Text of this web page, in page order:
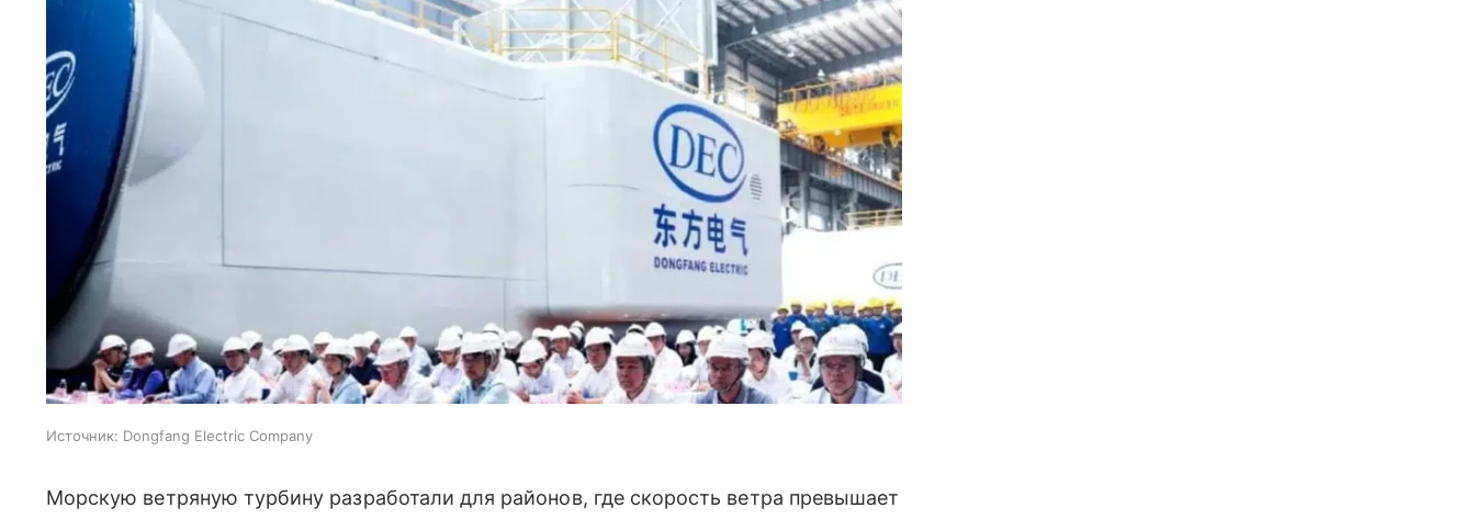
Источник: Dongfang Electric Company
Морскую ветряную турбину разработали для районов, где скорость ветра превышает